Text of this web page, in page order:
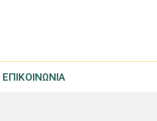
ΕΠΙΚΟΙΝΩΝΊΑ